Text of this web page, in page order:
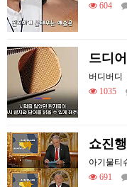
604
드디
버디버디
1035
쇼진
아기물티
691